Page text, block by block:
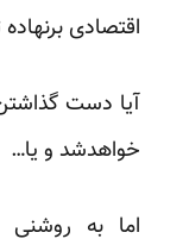
اقتصادی
آیا دست
خواهدشد و یا…
اما به روشنی